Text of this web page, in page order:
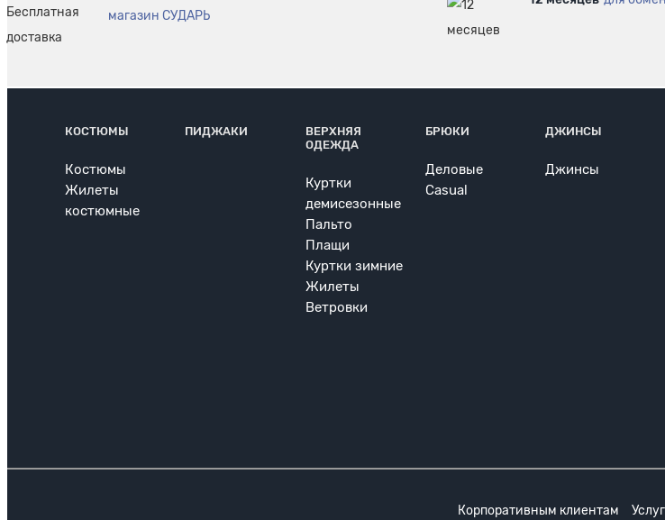
магазин СУДАРЬ
КОСТЮМЫ
Костюмы
Жилеты
костюмные
ПИДЖАКИ
ВЕРХНЯЯ
ОДЕЖДА
Куртки
демисезонные
Пальто
Плащи
Куртки зимние
Жилеты
Ветровки
БРЮКИ
Деловые
Casual
ДЖИНСЫ
Джинсы
Корпоративным клиентам